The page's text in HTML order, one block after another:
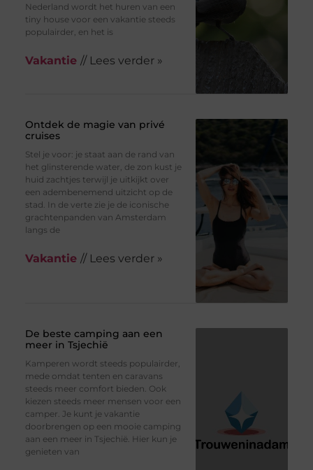
Nederland wordt het huren van een
tiny house voor een vakantie steeds
populairder, en het is
Vakantie // Lees verder »
Ontdek de magie van privé
cruises
Stel je voor: je staat aan de rand van
het glinsterende water, de zon kust je
huid zachtjes terwijl je uitkijkt over
een adembenemend uitzicht op de
stad. In de verte zie je de iconische
grachtenpanden van Amsterdam
langs de
Vakantie // Lees verder »
De beste camping aan een
meer in Tsjechië
Kamperen wordt steeds populairder,
mede omdat tenten en caravans
steeds meer comfort bieden. Ook
kiezen steeds meer mensen voor een
camper. Je kunt je vakantie
doorbrengen op een mooie camping
aan een meer in Tsjechië. Hier kun je
genieten van